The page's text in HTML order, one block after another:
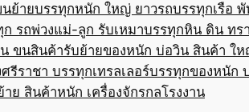
นย้ายบรรทุกหนัก ใหญ่ ยาวรถบรรทุกเรือ
รถพ่วงแม่-ลูก รับเหมาบรรทุกหิน ดิน ทร
ขนสินค้ารับย้ายของหนัก บ่อวิน สินค้า ให
รีราชา บรรทุกเทรลเลอร์บรรทุกของหนัก
ย สินค้าหนัก เครื่องจักรกลโรงงาน